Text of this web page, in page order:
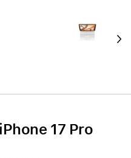
ab
17 Pro